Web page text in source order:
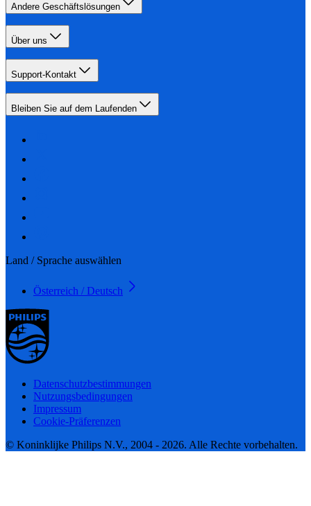
Andere Geschäftslösungen
Über uns
Support-Kontakt
Bleiben Sie auf dem Laufenden
Land / Sprache auswählen
Österreich / Deutsch
Datenschutzbestimmungen
Nutzungsbedingungen
Impressum
Cookie-Präferenzen
© Koninklijke Philips N.V., 2004 - 2026. Alle Rechte vorbehalten.